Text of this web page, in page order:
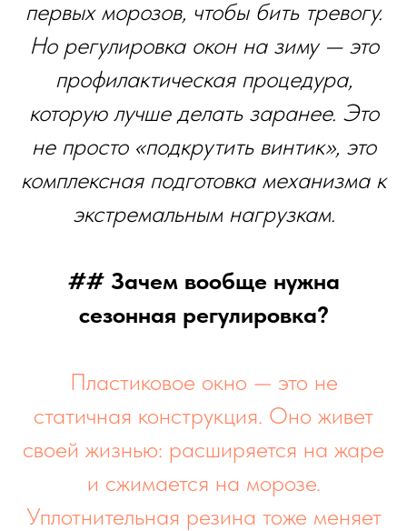
первых морозов, чтобы бить тревогу.
Но регулировка окон на зиму — это
профилактическая процедура,
которую лучше делать заранее. Это
не просто «подкрутить винтик», это
комплексная подготовка механизма к
экстремальным нагрузкам.
## Зачем вообще нужна
сезонная регулировка?
Пластиковое окно — это не
статичная конструкция. Оно живет
своей жизнью: расширяется на жаре
и сжимается на морозе.
Уплотнительная резина тоже меняет